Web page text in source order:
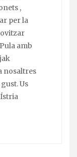
,
per la
amb
nosaltres
Us